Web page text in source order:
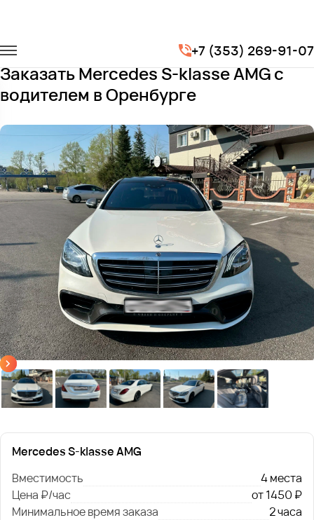
+7 (353) 269-91-07
Легковые автомобили
Mercedes S-klasse AMG
Заказать Mercedes S-klasse AMG с
водителем в Оренбурге
Mercedes S-klasse AMG
Вместимость
4 места
Цена ₽/час
от 1450 ₽
Минимальное время заказа
2 часа